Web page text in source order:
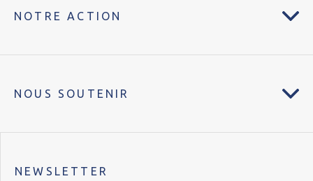
NOTRE ACTION
NOUS SOUTENIR
NEWSLETTER